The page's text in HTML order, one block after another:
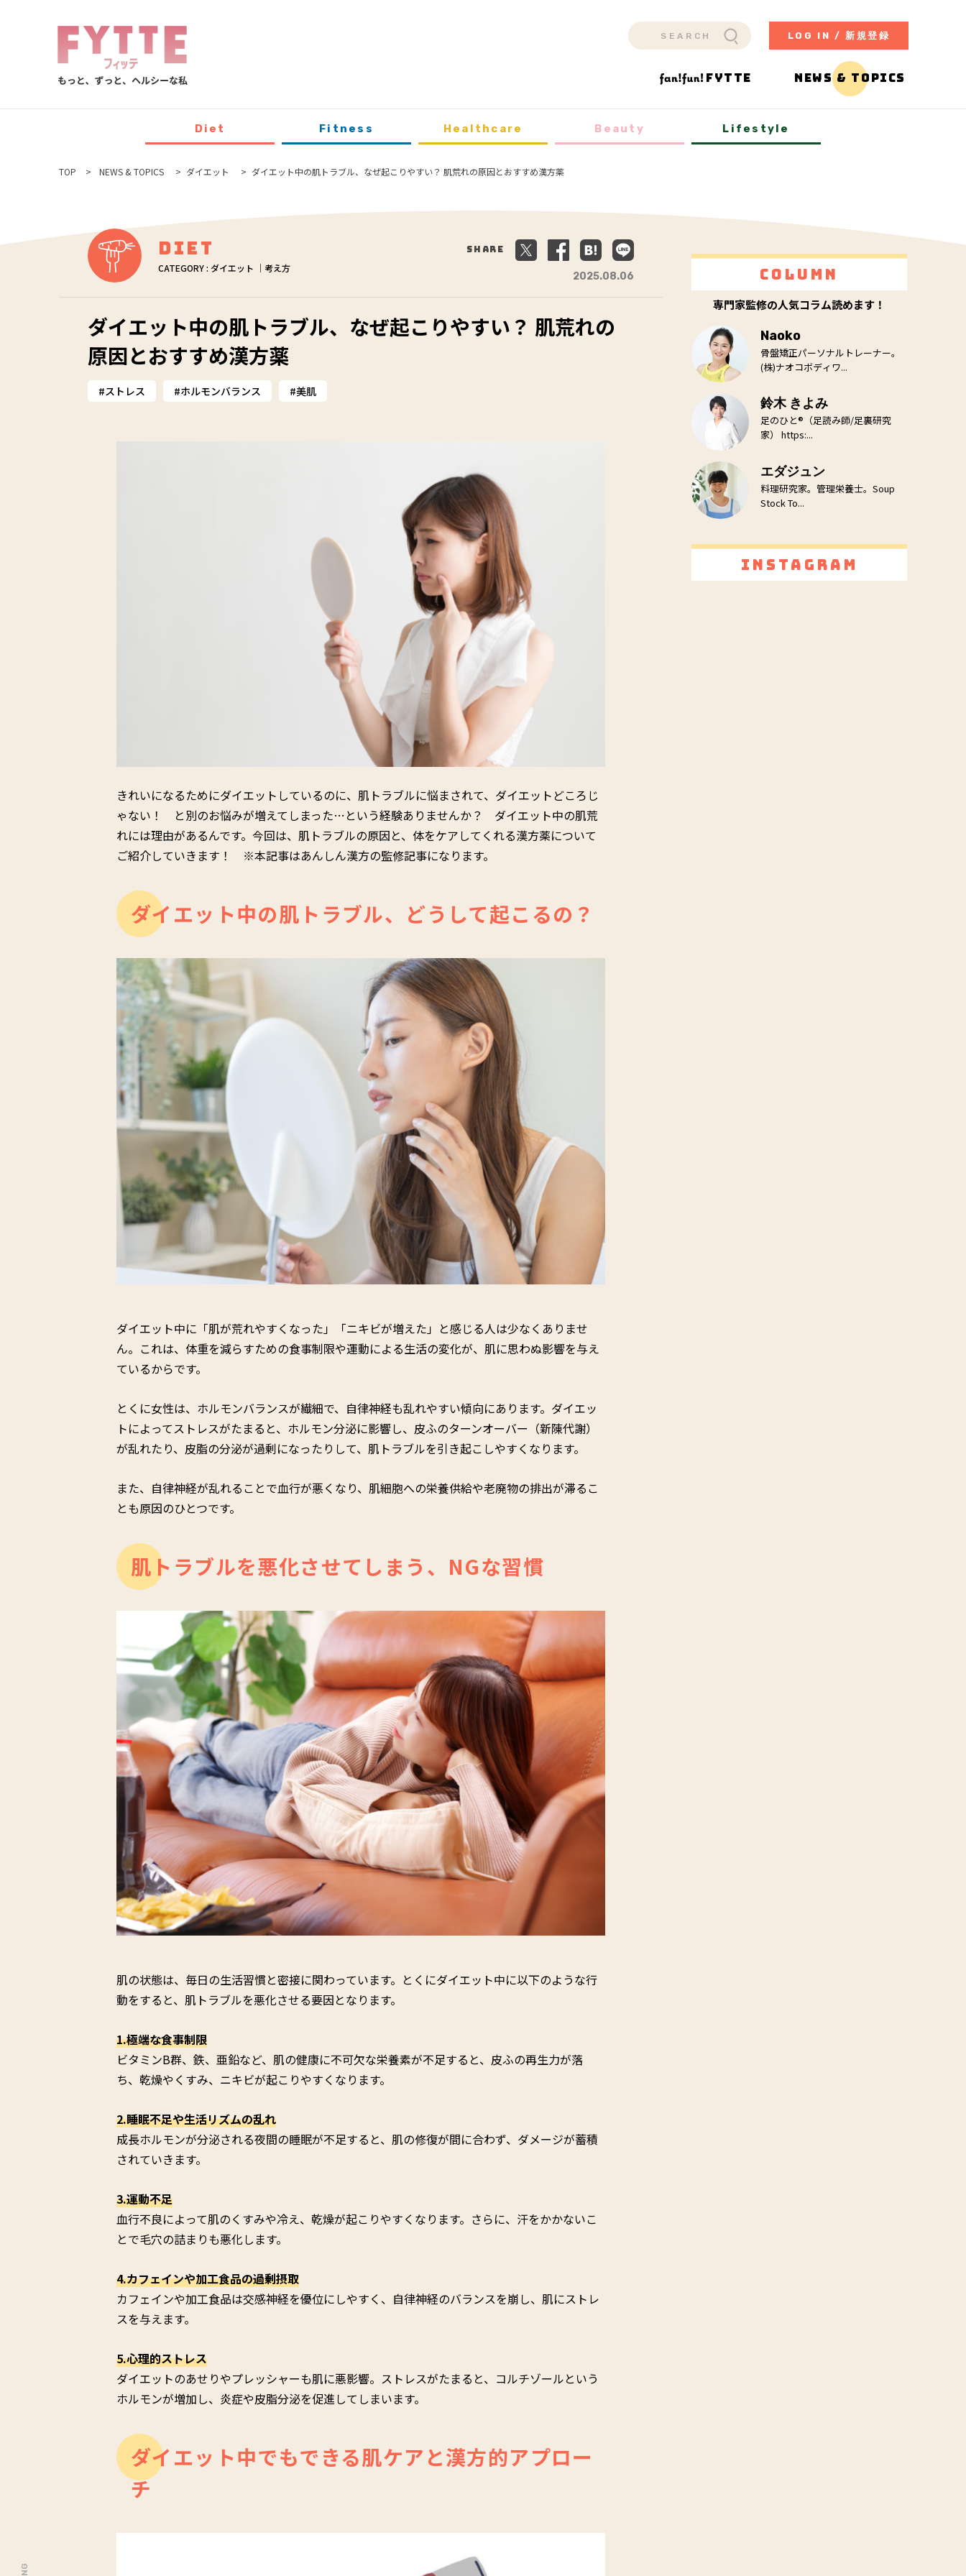
LOG IN / 新規登録
FYTTE NEWS & TOPICS
Diet Fitness Healthcare Beauty Lifestyle
TOP NEWS & TOPICS ダイエット ダイエット中の肌トラブル、なぜ起こりやすい？ 肌荒れの原因とおすすめ漢方薬
Diet
CATEGORY : ダイエット ｜考え方
2025.08.06
ダイエット中の肌トラブル、なぜ起こりやすい？ 肌荒れの
原因とおすすめ漢方薬
ストレス ホルモンバランス 美肌
Share
きれいになるためにダイエットしているのに、肌トラブルに悩まされて、ダイエットどころじ
ゃない！ と別のお悩みが増えてしまった…という経験ありませんか？ ダイエット中の肌荒
れには理由があるんです。今回は、肌トラブルの原因と、体をケアしてくれる漢方薬について
ご紹介していきます！ ※本記事はあんしん漢方の監修記事になります。
ダイエット中の肌トラブル、どうして起こるの？
ダイエット中に「肌が荒れやすくなった」「ニキビが増えた」と感じる人は少なくありませ
ん。これは、体重を減らすための食事制限や運動による生活の変化が、肌に思わぬ影響を与え
ているからです。
とくに女性は、ホルモンバランスが繊細で、自律神経も乱れやすい傾向にあります。ダイエッ
トによってストレスがたまると、ホルモン分泌に影響し、皮ふのターンオーバー（新陳代謝）
が乱れたり、皮脂の分泌が過剰になったりして、肌トラブルを引き起こしやすくなります。
また、自律神経が乱れることで血行が悪くなり、肌細胞への栄養供給や老廃物の排出が滞るこ
とも原因のひとつです。
肌トラブルを悪化させてしまう、NGな習慣
肌の状態は、毎日の生活習慣と密接に関わっています。とくにダイエット中に以下のような行
動をすると、肌トラブルを悪化させる要因となります。
1.極端な食事制限
ビタミンB群、鉄、亜鉛など、肌の健康に不可欠な栄養素が不足すると、皮ふの再生力が落
ち、乾燥やくすみ、ニキビが起こりやすくなります。
2.睡眠不足や生活リズムの乱れ
成長ホルモンが分泌される夜間の睡眠が不足すると、肌の修復が間に合わず、ダメージが蓄積
されていきます。
3.運動不足
血行不良によって肌のくすみや冷え、乾燥が起こりやすくなります。さらに、汗をかかないこ
とで毛穴の詰まりも悪化します。
4.カフェインや加工食品の過剰摂取
カフェインや加工食品は交感神経を優位にしやすく、自律神経のバランスを崩し、肌にストレ
スを与えます。
5.心理的ストレス
ダイエットのあせりやプレッシャーも肌に悪影響。ストレスがたまると、コルチゾールという
ホルモンが増加し、炎症や皮脂分泌を促進してしまいます。
ダイエット中でもできる肌ケアと漢方的アプロー
チ
Column
専門家監修の人気コラム読めます！
Naoko
骨盤矯正パーソナルトレーナー。
(株)ナオコボディワ...
鈴木 きよみ
足のひと®（足読み師/足裏研究
家） https:...
エダジュン
料理研究家。管理栄養士。Soup
Stock To...
Instagram